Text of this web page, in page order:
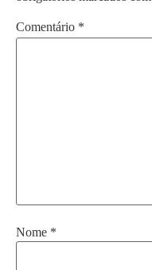
Comentário *
Nome *